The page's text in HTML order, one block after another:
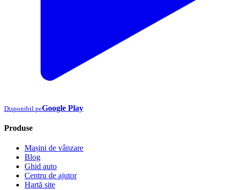
Disponibil peGoogle Play
Produse
Mașini de vânzare
Blog
Ghid auto
Centru de ajutor
Hartă site